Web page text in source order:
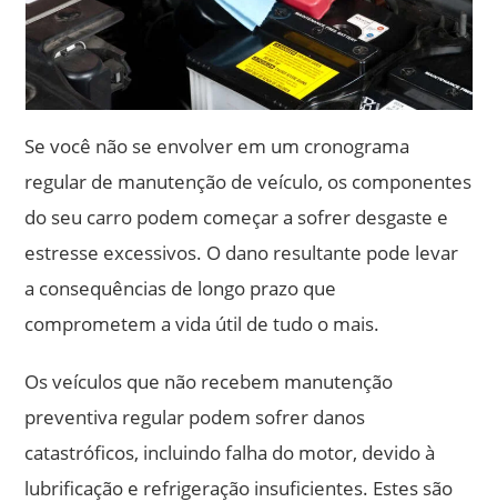
Se você não se envolver em um cronograma
regular de manutenção de veículo, os componentes
do seu carro podem começar a sofrer desgaste e
estresse excessivos. O dano resultante pode levar
a consequências de longo prazo que
comprometem a vida útil de tudo o mais.
Os veículos que não recebem manutenção
preventiva regular podem sofrer danos
catastróficos, incluindo falha do motor, devido à
lubrificação e refrigeração insuficientes. Estes são